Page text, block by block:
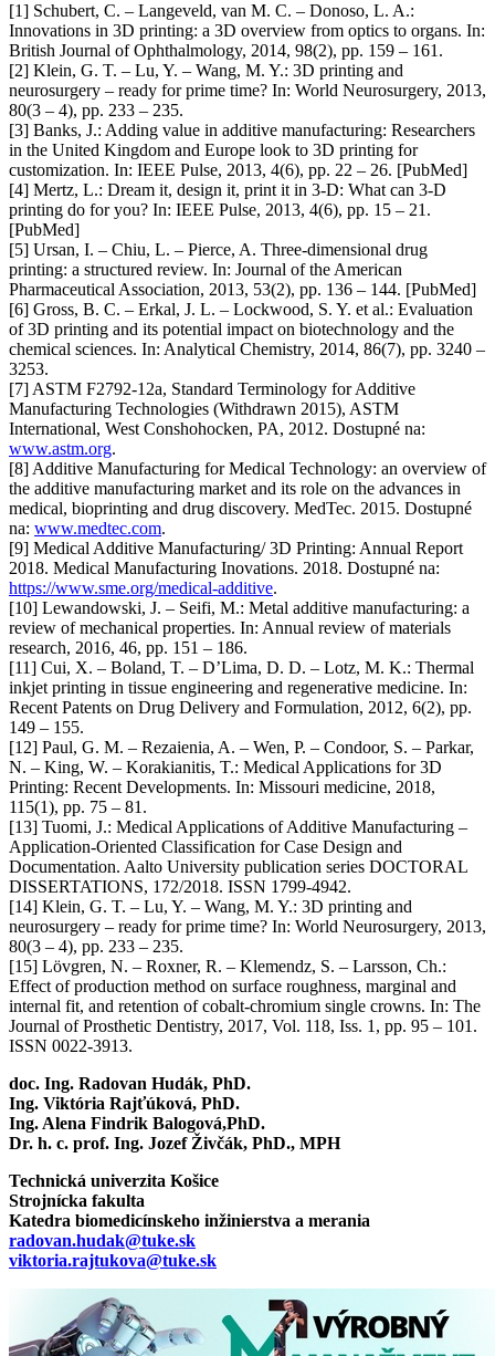
[1] Schubert, C. – Langeveld, van M. C. – Donoso, L. A.:
Innovations in 3D printing: a 3D overview from optics to organs. In:
British Journal of Ophthalmology, 2014, 98(2), pp. 159 – 161.
[2] Klein, G. T. – Lu, Y. – Wang, M. Y.: 3D printing and
neurosurgery – ready for prime time? In: World Neurosurgery, 2013,
80(3 – 4), pp. 233 – 235.
[3] Banks, J.: Adding value in additive manufacturing: Researchers
in the United Kingdom and Europe look to 3D printing for
customization. In: IEEE Pulse, 2013, 4(6), pp. 22 – 26. [PubMed]
[4] Mertz, L.: Dream it, design it, print it in 3-D: What can 3-D
printing do for you? In: IEEE Pulse, 2013, 4(6), pp. 15 – 21.
[PubMed]
[5] Ursan, I. – Chiu, L. – Pierce, A. Three-dimensional drug
printing: a structured review. In: Journal of the American
Pharmaceutical Association, 2013, 53(2), pp. 136 – 144. [PubMed]
[6] Gross, B. C. – Erkal, J. L. – Lockwood, S. Y. et al.: Evaluation
of 3D printing and its potential impact on biotechnology and the
chemical sciences. In: Analytical Chemistry, 2014, 86(7), pp. 3240 –
3253.
[7] ASTM F2792-12a, Standard Terminology for Additive
Manufacturing Technologies (Withdrawn 2015), ASTM
International, West Conshohocken, PA, 2012. Dostupné na:
www.astm.org.
[8] Additive Manufacturing for Medical Technology: an overview of
the additive manufacturing market and its role on the advances in
medical, bioprinting and drug discovery. MedTec. 2015. Dostupné
na: www.medtec.com.
[9] Medical Additive Manufacturing/ 3D Printing: Annual Report
2018. Medical Manufacturing Inovations. 2018. Dostupné na:
https://www.sme.org/medical-additive.
[10] Lewandowski, J. – Seifi, M.: Metal additive manufacturing: a
review of mechanical properties. In: Annual review of materials
research, 2016, 46, pp. 151 – 186.
[11] Cui, X. – Boland, T. – D’Lima, D. D. – Lotz, M. K.: Thermal
inkjet printing in tissue engineering and regenerative medicine. In:
Recent Patents on Drug Delivery and Formulation, 2012, 6(2), pp.
149 – 155.
[12] Paul, G. M. – Rezaienia, A. – Wen, P. – Condoor, S. – Parkar,
N. – King, W. – Korakianitis, T.: Medical Applications for 3D
Printing: Recent Developments. In: Missouri medicine, 2018,
115(1), pp. 75 – 81.
[13] Tuomi, J.: Medical Applications of Additive Manufacturing –
Application-Oriented Classification for Case Design and
Documentation. Aalto University publication series DOCTORAL
DISSERTATIONS, 172/2018. ISSN 1799-4942.
[14] Klein, G. T. – Lu, Y. – Wang, M. Y.: 3D printing and
neurosurgery – ready for prime time? In: World Neurosurgery, 2013,
80(3 – 4), pp. 233 – 235.
[15] Lövgren, N. – Roxner, R. – Klemendz, S. – Larsson, Ch.:
Effect of production method on surface roughness, marginal and
internal fit, and retention of cobalt-chromium single crowns. In: The
Journal of Prosthetic Dentistry, 2017, Vol. 118, Iss. 1, pp. 95 – 101.
ISSN 0022-3913.
doc. Ing. Radovan Hudák, PhD.
Ing. Viktória Rajťúková, PhD.
Ing. Alena Findrik Balogová,PhD.
Dr. h. c. prof. Ing. Jozef Živčák, PhD., MPH
Technická univerzita Košice
Strojnícka fakulta
Katedra biomedicínskeho inžinierstva a merania
radovan.hudak@tuke.sk
viktoria.rajtukova@tuke.sk